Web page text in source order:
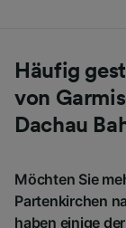
Häufig
von
Dachau
Möchten Sie
Partenkirchen
haben einige